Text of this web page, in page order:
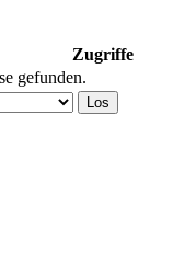
Zugriffe
gefunden.